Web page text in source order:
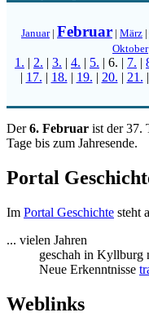
Januar| Februar | März |
Oktober
1. | 2. | 3. | 4. | 5. | 6. | 7. |
| 17. | 18. | 19. | 20. | 21. |
Der6. Februar ist der 37.
Tage bis zum Jahresende.
Portal
Im Portal Geschichte steht
... vielen Jahren
geschah in Kyllburg
Neue Erkenntnisse
Weblinks